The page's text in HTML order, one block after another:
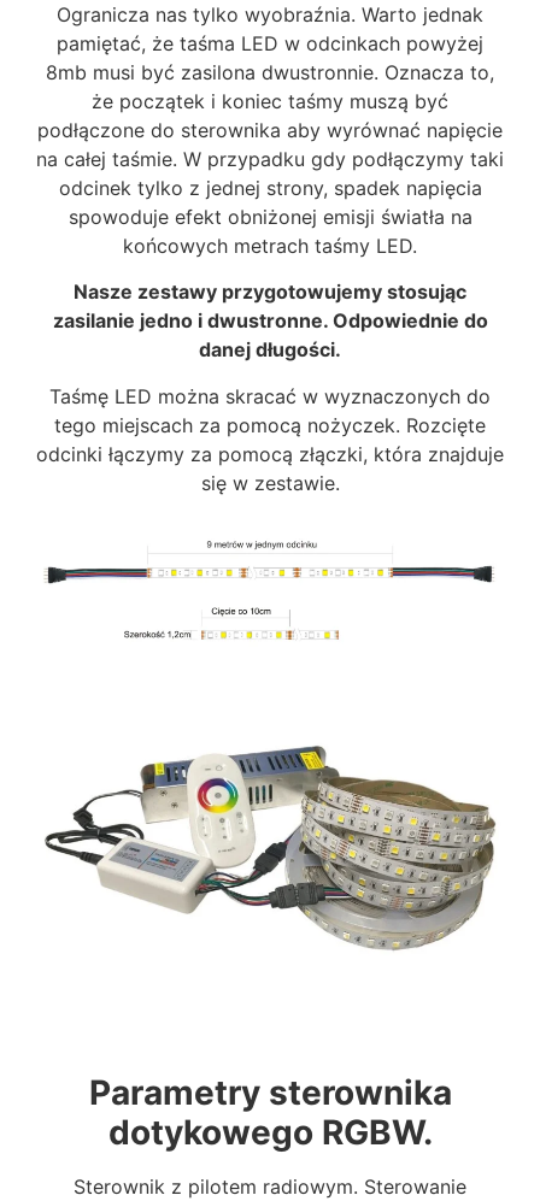
Ogranicza nas tylko wyobraźnia. Warto jednak
pamiętać, że taśma LED w odcinkach powyżej
8mb musi być zasilona dwustronnie. Oznacza to,
że początek i koniec taśmy muszą być
podłączone do sterownika aby wyrównać napięcie
na całej taśmie. W przypadku gdy podłączymy taki
odcinek tylko z jednej strony, spadek napięcia
spowoduje efekt obniżonej emisji światła na
końcowych metrach taśmy LED.
Nasze zestawy przygotowujemy stosując
zasilanie jedno i dwustronne. Odpowiednie do
danej długości.
Taśmę LED można skracać w wyznaczonych do
tego miejscach za pomocą nożyczek. Rozcięte
odcinki łączymy za pomocą złączki, która znajduje
się w zestawie.
Parametry sterownika
dotykowego RGBW.
Sterownik z pilotem radiowym. Sterowanie